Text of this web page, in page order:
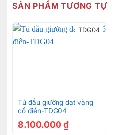
SẢN PHẨM TƯƠNG TỰ
TDG04
Tủ đầu giường dat vàng
cổ điển-TDG04
8.100.000 ₫